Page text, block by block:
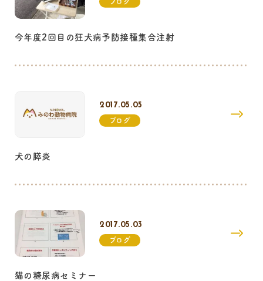
今年度2回目の狂犬病予防接種集合注射
2017.05.05
ブログ
犬の膵炎
2017.05.03
ブログ
猫の糖尿病セミナー